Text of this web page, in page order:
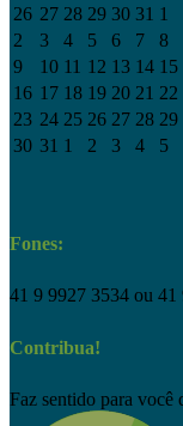
26 27 28 29 30 31 1
2
3 4 5 6 7
8
9
10 11 12 13 14 15
16 17 18 19 20 21 22
23 24 25 26 27 28 29
30 31 1 2 3 4 5
Fones:
41 9 9927 3534 ou 41
Contribua!
Faz sentido para você